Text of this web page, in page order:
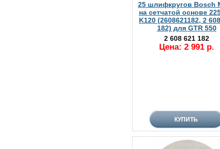
25 шлифкругов Bosch
на сетчатой основе
K120 (2608621182, 2
182) для GTR 550
2 608 621 182
Цена: 2 991 р.